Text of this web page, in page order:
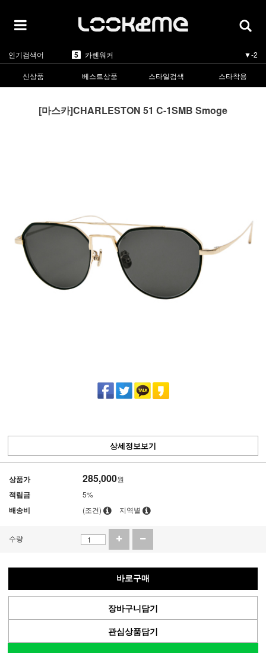
인기검색어 1 라피스센시블레 ▲1
2 마스카 -
린드버그
4
1 라피스센시블레
신상품 베스트상품 스타일검색 스타착용
[마스카]CHARLESTON 51 C-1SMB Smoge
상세정보보기
상품가 285,000원
적립금 5%
배송비 (조건) 지역별
수량
바로구매
장바구니담기
관심상품담기